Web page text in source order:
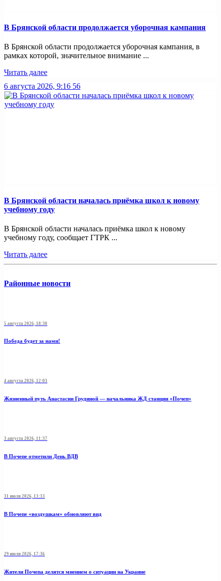
В Брянской области продолжается уборочная кампания
В Брянской области продолжается уборочная кампания, в
рамках которой, значительное внимание ...
Читать далее
6 августа 2026, 9:16 56
В Брянской области началась приёмка школ к новому
учебному году
В Брянской области началась приёмка школ к новому
учебному году, сообщает ГТРК ...
Читать далее
Районные новости
5 августа 2026, 18:30
Победа будет за нами!
4 августа 2026, 12:03
Жизненный путь Анастасии Грудиной — начальника ЖД станции «Почеп»
3 августа 2026, 11:37
В Почепе отметили День ВДВ
31 июля 2026, 13:33
В Почепе «воздушкам» обновляют вид
29 июля 2026, 17:36
Жители Почепа делятся мнением о ситуации на Украине